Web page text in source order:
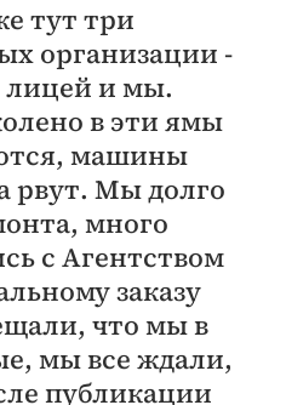
тут три
организации -
и мы.
в эти ямы
машины
рвут. Мы долго
много
с Агентством
заказу
что мы в
мы все ждали,
публикации